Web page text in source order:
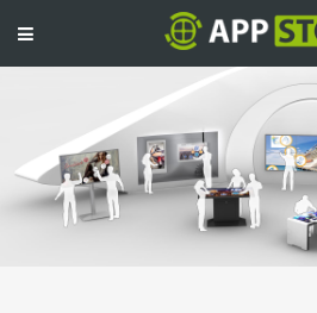
TOGGLE
NAVIGATION